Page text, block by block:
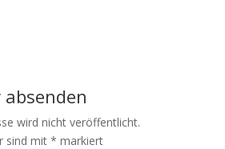
wird nicht veröffentlicht.
sind mit * markiert